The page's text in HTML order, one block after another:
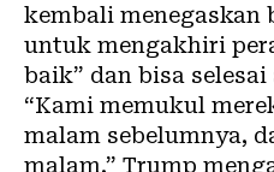
kembali menegaskan
untuk mengakhiri
baik” dan bisa
“Kami memukul
malam sebelumnya,
malam,” Trump